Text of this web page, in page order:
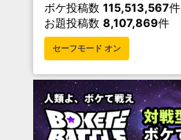
ボケ投稿数 115,513,567件
お題投稿数 8,107,869件
セーフモード オン